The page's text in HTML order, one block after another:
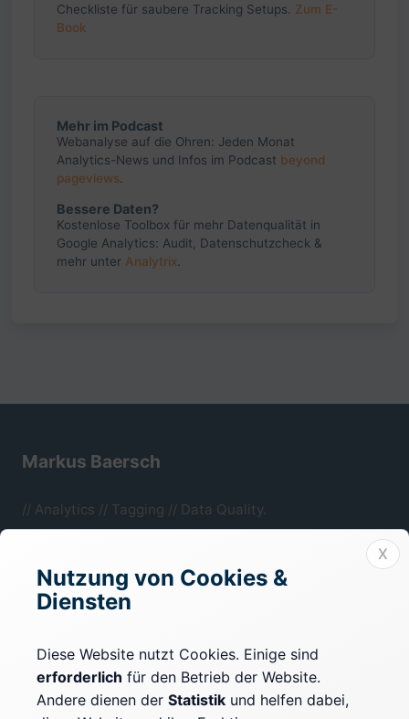
Checkliste für saubere Tracking Setups. Zum E-
Book
Mehr im Podcast
Webanalyse auf die Ohren: Jeden Monat
Analytics-News und Infos im Podcast beyond
pageviews.
Bessere Daten?
Kostenlose Toolbox für mehr Datenqualität in
Google Analytics: Audit, Datenschutzcheck &
mehr unter Analytrix.
Markus Baersch
// Analytics // Tagging // Data Quality.
Mönchengladbach, NRW.
Rechtliches
Impressum
Datenschutz
X
Nutzung von Cookies &
Diensten
Diese Website nutzt Cookies. Einige sind
erforderlich für den Betrieb der Website.
Andere dienen der Statistik und helfen dabei,